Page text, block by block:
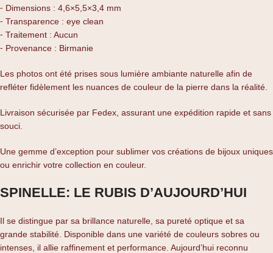
⁃ Dimensions : 4,6×5,5×3,4 mm
⁃ Transparence : eye clean
⁃ Traitement : Aucun
⁃ Provenance : Birmanie
Les photos ont été prises sous lumière ambiante naturelle afin de
refléter fidèlement les nuances de couleur de la pierre dans la réalité.
Livraison sécurisée par Fedex, assurant une expédition rapide et sans
souci.
Une gemme d’exception pour sublimer vos créations de bijoux uniques
ou enrichir votre collection en couleur.
SPINELLE: LE RUBIS D’AUJOURD’HUI
Il se distingue par sa brillance naturelle, sa pureté optique et sa
grande stabilité. Disponible dans une variété de couleurs sobres ou
intenses, il allie raffinement et performance. Aujourd’hui reconnu